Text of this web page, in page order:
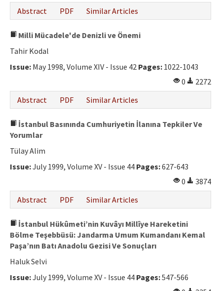
Abstract
PDF Similar Articles
Milli Mücadele'de Denizli ve Önemi
Tahir Kodal
Issue: May 1998, Volume XIV - Issue 42 Pages: 1022-1043
0
2272
Abstract
PDF Similar Articles
İstanbul Basınında Cumhuriyetin İlanına Tepkiler Ve
Yorumlar
Tülay Alim
Issue:July 1999, Volume XV - Issue 44 Pages:627-643
0
3874
Abstract
PDF Similar Articles
İstanbul Hükûmeti’nin Kuvâyı Millîye Hareketini
Bölme Teşebbüsü: Jandarma Umum Kumandanı Kemal
Paşa’nın Batı Anadolu Gezisi Ve Sonuçları
Haluk Selvi
Issue:July 1999, Volume XV - Issue 44 Pages:547-566